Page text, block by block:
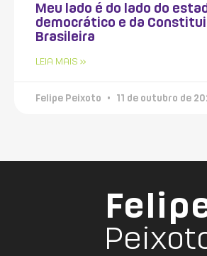
Meu lado é do lado do
democrático e da
Brasileira
LEIA MAIS »
Felipe Peixoto 11 de outubro de